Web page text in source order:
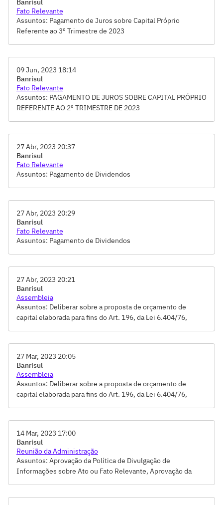
Banrisul
Fato Relevante
Assuntos: Pagamento de Juros sobre Capital Próprio
Referente ao 3º Trimestre de 2023
09 Jun, 2023 18:14
Banrisul
Fato Relevante
Assuntos: PAGAMENTO DE JUROS SOBRE CAPITAL PRÓPRIO
REFERENTE AO 2º TRIMESTRE DE 2023
27 Abr, 2023 20:37
Banrisul
Fato Relevante
Assuntos: Pagamento de Dividendos
27 Abr, 2023 20:29
Banrisul
Fato Relevante
Assuntos: Pagamento de Dividendos
27 Abr, 2023 20:21
Banrisul
Assembleia
Assuntos: Deliberar sobre a proposta de orçamento de
capital elaborada para fins do Art. 196, da Lei 6.404/76,
Destinação dos Resultados, Distribuição de
Dividendos/Juros sobre Capital Próprio, Eleição de Membros
dos Conselhos de Administração e Fiscal, Ratificar o
pagamento de Juros sobre o Capital Próprio e sua imputação
aos dividendos, Remuneração dos Administradores e
Administração e das Demonstrações Financeiras
27 Mar, 2023 20:05
Banrisul
Assembleia
Assuntos: Deliberar sobre a proposta de orçamento de
capital elaborada para fins do Art. 196, da Lei 6.404/76,
Destinação dos Resultados, Eleição de Membros dos
Conselhos de Administração e Fiscal, Ratificar o pagamento
de Juros sobre o Capital Próprio e sua imputação aos
dividendos, Remuneração dos Administradores e
Conselheiros, Tomada de Contas-Votação do Relatório da
14 Mar, 2023 17:00
Banrisul
Reunião da Administração
Assuntos: Aprovação da Política de Divulgação de
Informações sobre Ato ou Fato Relevante, Aprovação da